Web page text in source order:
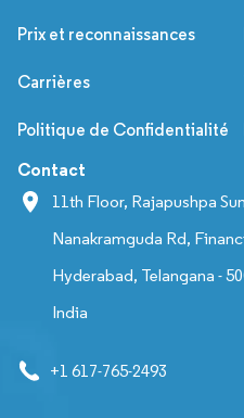
Prix et reconnaissances
Carrières
Politique de Confidentialité
Contact
11th Floor, Rajapushpa
Nanakramguda Rd,
Hyderabad, Telangana -
India
+1 617-765-2493